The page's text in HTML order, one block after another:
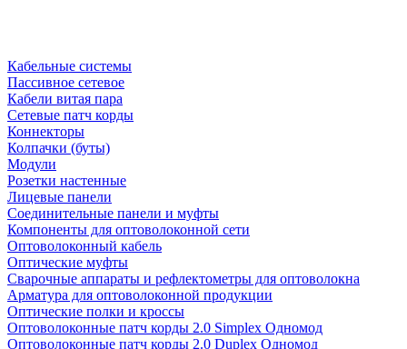
Кабельные системы
Пассивное сетевое
Кабели витая пара
Сетевые патч корды
Коннекторы
Колпачки (буты)
Модули
Розетки настенные
Лицевые панели
Соединительные панели и муфты
Компоненты для оптоволоконной сети
Оптоволоконный кабель
Оптические муфты
Сварочные аппараты и рефлектометры для оптоволокна
Арматура для оптоволоконной продукции
Оптические полки и кроссы
Оптоволоконные патч корды 2.0 Simplex Одномод
Оптоволоконные патч корды 2.0 Duplex Одномод